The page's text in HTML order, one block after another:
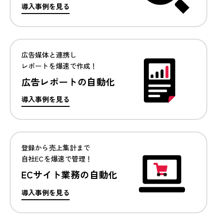
導入事例を見る
広告媒体と連携し
レポートを爆速で作成！
広告レポートの自動化
導入事例を見る
登録から売上集計まで
自社ECを爆速で管理！
ECサイト業務の自動化
導入事例を見る